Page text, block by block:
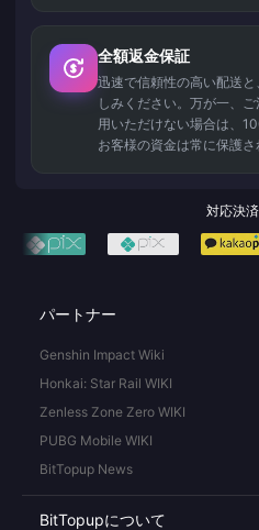
全額返金保証
迅速で信頼性の高い配送
しみください。万が一、
用いただけない場合は、
お客様の資金は常に保護さ
対応決
パートナー
Genshin Impact Wiki
Honkai: Star Rail WIKI
Zenless Zone Zero WIKI
PUBG Mobile WIKI
BitTopup News
BitTopupについて